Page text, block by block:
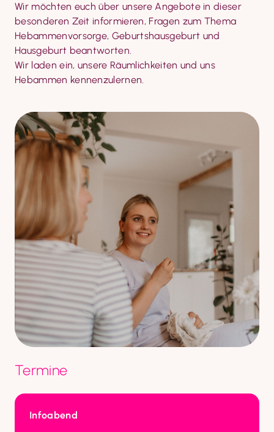
Wir möchten euch über unsere Angebote in dieser
besonderen Zeit informieren, Fragen zum Thema
Hebammenvorsorge, Geburtshausgeburt und
Hausgeburt beantworten.
Wir laden ein, unsere Räumlichkeiten und uns
Hebammen kennenzulernen.
Termine
Infoabend